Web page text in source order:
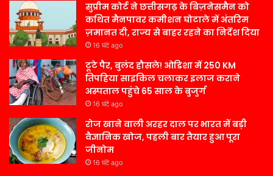
सुप्रीम कोर्ट ने छत्तीसगढ़ के बिज़नेसमैन को
कथित मैनपावर कमीशन घोटाले में अंतरिम
ज़मानत दी, राज्य से बाहर रहने का निर्देश दिया
16 घंटे ago
टूटे पैर, बुलंद हौसले! ओडिशा में 250 KM
तिपहिया साइकिल चलाकर इलाज कराने
अस्पताल पहुंचे 65 साल के बुजुर्ग
16 घंटे ago
रोज खाने वाली अरहर दाल पर भारत में बड़ी
वैज्ञानिक खोज, पहली बार तैयार हुआ पूरा
जीनोम
16 घंटे ago